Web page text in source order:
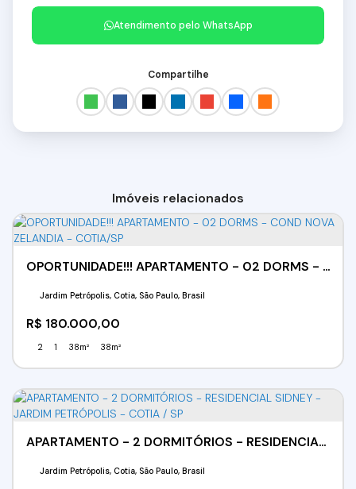
Atendimento pelo WhatsApp
Compartilhe
Imóveis relacionados
OPORTUNIDADE!!! APARTAMENTO - 02 DORMS - COND NOVA ZELANDIA - COTIA/SP
R$ 180.000,00
Jardim Petrópolis, Cotia, São Paulo, Brasil
2 1 38m² 38m²
APARTAMENTO - 2 DORMITÓRIOS - RESIDENCIAL SIDNEY -JARDIM PETRÓPOLIS - COTIA / SP
Jardim Petrópolis, Cotia, São Paulo, Brasil